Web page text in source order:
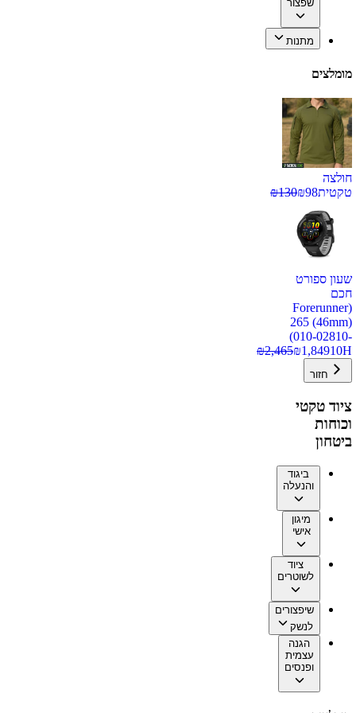
שפצור
מתנות
מומלצים
חולצה
טקטית
₪98
₪130
שעון ספורט
חכם
(Forerunner
265 (46mm)
(010-02810-
10H
₪1,849
₪2,465
חזור
ציוד טקטי
וכוחות
ביטחון
ביגוד
והנעלה
מיגון
אישי
ציוד
לשוטרים
שיפצורים
לנשק
הגנה
עצמית
ופנסים